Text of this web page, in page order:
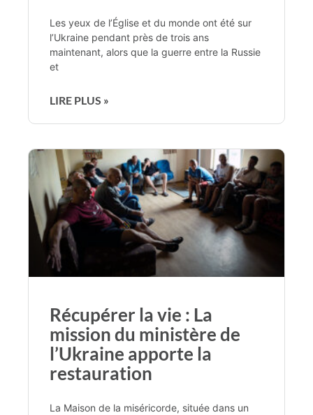
Les yeux de l’Église et du monde ont été sur
l’Ukraine pendant près de trois ans
maintenant, alors que la guerre entre la Russie
et
LIRE PLUS »
Récupérer la vie : La
mission du ministère de
l’Ukraine apporte la
restauration
La Maison de la miséricorde, située dans un